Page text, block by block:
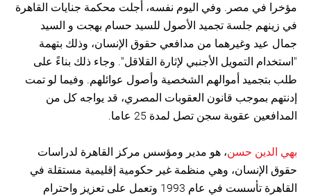
مؤخرا في مصر. وفي اليوم نفسه، أجلت محكمة جنايات القاهرة
في زينهم جلسة تجميد الأصول للسيد حسام بهجت و السيد
جمال عيد وغيرهما من مدافعي حقوق الإنسان، وذلك بتهمة
"استخدام التمويل الأجنبي لإثارة القلاقل". وجاء ذلك بناءً على
طلب بتجميد أموالهم الشخصية وأصول عوائلهم. وفيما لو تمت
إدنتهم بموجب قانون العقوبات المصري، قد يواجه كل من
المدافعين عقوبة سجن تصل لمدة 25 عاما.
بهي الدين حسن، هو مدير ومؤسس مركز القاهرة لدراسات
حقوق الإنسان، وهي منظمة غير حكومية إقليمية مستقلة في
القاهرة تأسست في عام 1993 وتعمل على تعزيز واحترام